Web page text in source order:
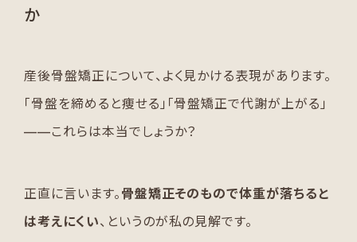
か
産後骨盤矯正について、よく見かける表現があります。
「骨盤を締めると痩せる」「骨盤矯正で代謝が上がる」
——これらは本当でしょうか？
正直に言います。 骨盤矯正そのもので体重が落ちると
は考えにくい、というのが私の見解です。